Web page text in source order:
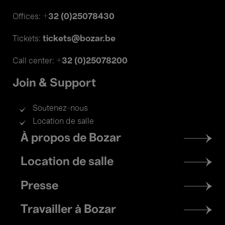
Offices: +32 (0)25078430
Tickets: tickets@bozar.be
Call center: +32 (0)25078200
Join & Support
Soutenez-nous
Location de salle
Footer
menu
À propos de Bozar
Location de salle
Presse
Travailler à Bozar